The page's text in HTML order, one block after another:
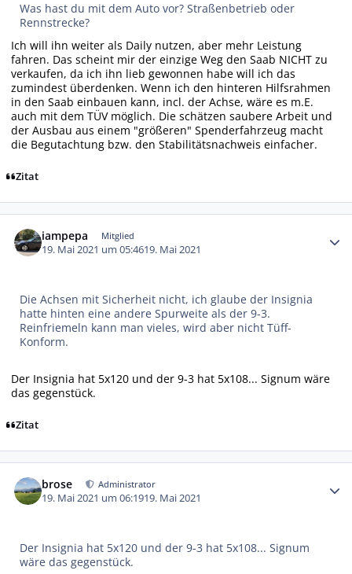
Was hast du mit dem Auto vor? Straßenbetrieb oder
Rennstrecke?
Ich will ihn weiter als Daily nutzen, aber mehr Leistung
fahren. Das scheint mir der einzige Weg den Saab NICHT zu
verkaufen, da ich ihn lieb gewonnen habe will ich das
zumindest überdenken. Wenn ich den hinteren Hilfsrahmen
in den Saab einbauen kann, incl. der Achse, wäre es m.E.
auch mit dem TÜV möglich. Die schätzen saubere Arbeit und
der Ausbau aus einem "größeren" Spenderfahrzeug macht
die Begutachtung bzw. den Stabilitätsnachweis einfacher.
Zitat
iampepa Mitglied
19. Mai 2021 um 05:4619. Mai 2021
Die Achsen mit Sicherheit nicht, ich glaube der Insignia
hatte hinten eine andere Spurweite als der 9-3.
Reinfriemeln kann man vieles, wird aber nicht Tüff-
Konform.
Der Insignia hat 5x120 und der 9-3 hat 5x108... Signum wäre
das gegenstück.
Zitat
brose Administrator
19. Mai 2021 um 06:1919. Mai 2021
Der Insignia hat 5x120 und der 9-3 hat 5x108... Signum
wäre das gegenstück.